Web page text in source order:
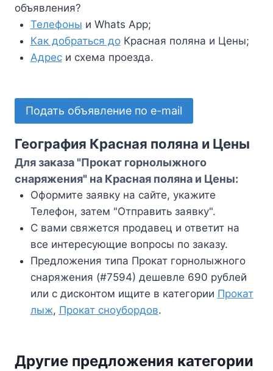
объявления?
Телефоны и Whats App;
Как добраться доКрасная поляна и Цены;
Адреси схема проезда.
Подать объявление по e-mail
География Красная поляна и Цены
Для заказа "Прокат горнолыжного
снаряжения" на Красная поляна и Цены:
Оформите заявку на сайте, укажите
Телефон, затем "Отправить заявку".
С вами свяжется продавец и ответит на
все интересующие вопросы по заказу.
Предложения типа Прокат горнолыжного
снаряжения (#7594) дешевле 690 рублей
или с дисконтом ищите в категории Прокат
лыж, Прокат сноубордов.
Другие предложения категории